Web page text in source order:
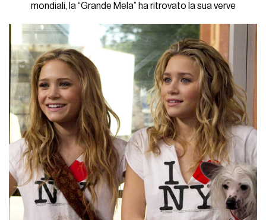
mondiali, la “Grande Mela” ha ritrovato la sua verve